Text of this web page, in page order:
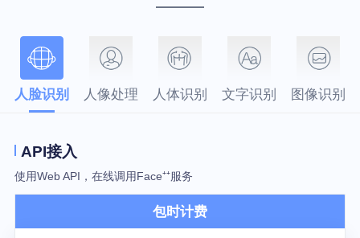
人脸识别 人像处理 人体识别 文字识别 图像识别
API接入
使用Web API，在线调用Face⁺⁺服务
包时计费